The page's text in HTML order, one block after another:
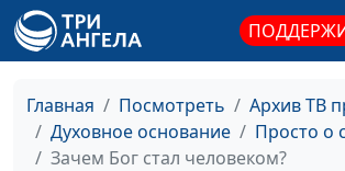
Главная Посмотреть
Архив ТВ
Духовное основание
Просто о
Зачем Бог стал человеком?
дар?
Секрет семейного
Антон
Как разбогатеть по-
настоящему?
Антон